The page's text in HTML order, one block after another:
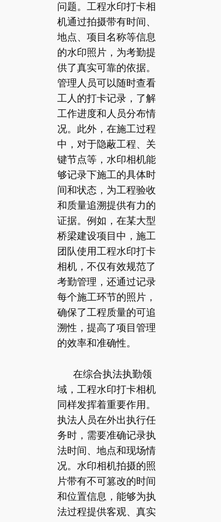
问题。工程水印打卡相
机通过拍摄带有时间、
地点、项目名称等信息
的水印照片，为考勤提
供了真实可靠的依据。
管理人员可以随时查看
工人的打卡记录，了解
工作进度和人员分布情
况。此外，在施工过程
中，对于隐蔽工程、关
键节点等，水印相机能
够记录下施工的具体时
间和状态，为工程验收
和质量追溯提供有力的
证据。例如，在某大型
桥梁建设项目中，施工
团队使用工程水印打卡
相机，不仅有效规范了
考勤管理，还通过记录
每个施工环节的照片，
确保了工程质量的可追
溯性，提高了项目管理
的效率和准确性。
在综合执法执勤领
域，工程水印打卡相机
同样发挥着重要作用。
执法人员在外出执行任
务时，需要准确记录执
法时间、地点和现场情
况。水印相机拍摄的照
片带有不可篡改的时间
和位置信息，能够为执
法过程提供客观、真实